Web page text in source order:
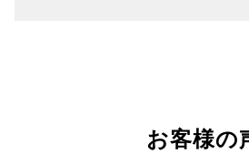
お客様の